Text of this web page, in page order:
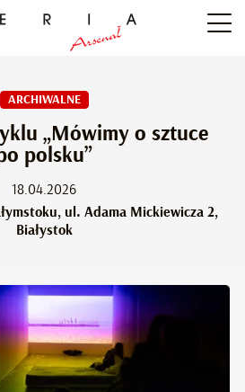
ARCHIWALNE
„Mówimy o sztuce
polsku”
18.04.2026
ul. Adama Mickiewicza 2,
Białystok